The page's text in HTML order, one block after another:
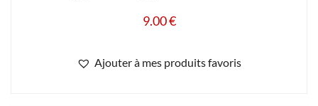
9.00€
Ajouter à mes produits favoris